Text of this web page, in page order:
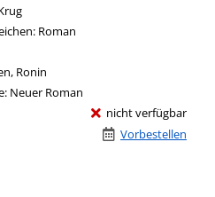
Roman
Ronin
Neuer Roman
nicht verfügbar
Vorbestellen